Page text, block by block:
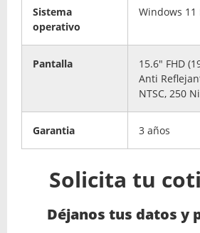
Sistema
operativo
Windows 11
Pantalla
15.6" FHD
Anti
NTSC, 250
Garantia 3 años
Solicita tu
Déjanos tus datos y